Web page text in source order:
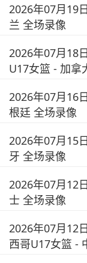
2026年07月19
兰 全场录像
2026年07月18
U17女篮 - 加拿
2026年07月16
根廷 全场录像
2026年07月15
牙 全场录像
2026年07月12
士 全场录像
2026年07月12
西哥U17女篮 -